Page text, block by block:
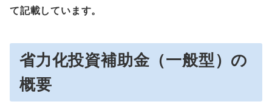
て記載しています。
省力化投資補助金（一般型） の
概要